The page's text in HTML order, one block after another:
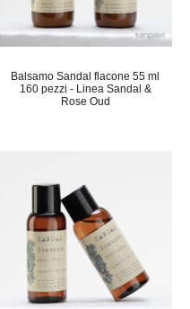
Balsamo Sandal flacone 55 ml
160 pezzi - Linea Sandal &
Rose Oud